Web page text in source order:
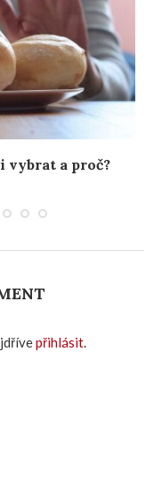
vybrat a proč?
přihlásit.